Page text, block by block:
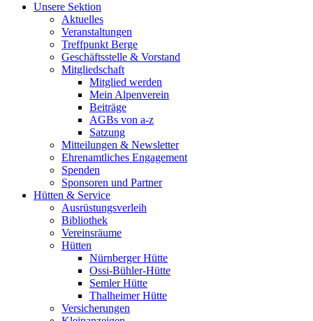
Unsere Sektion
Aktuelles
Veranstaltungen
Treffpunkt Berge
Geschäftsstelle & Vorstand
Mitgliedschaft
Mitglied werden
Mein Alpenverein
Beiträge
AGBs von a-z
Satzung
Mitteilungen & Newsletter
Ehrenamtliches Engagement
Spenden
Sponsoren und Partner
Hütten & Service
Ausrüstungsverleih
Bibliothek
Vereinsräume
Hütten
Nürnberger Hütte
Ossi-Bühler-Hütte
Semler Hütte
Thalheimer Hütte
Versicherungen